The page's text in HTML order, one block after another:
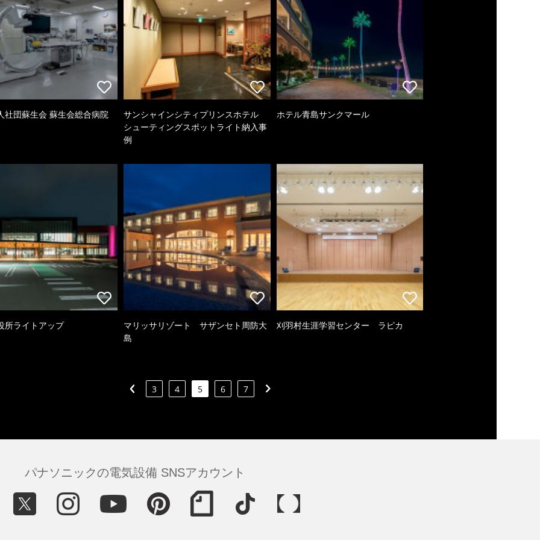
社団蘇生会 蘇生会総合病院
サンシャインシティプリンスホテル
シューティングスポットライト納入事
例
ホテル青島サンクマール
所ライトアップ
マリッサリゾート サザンセト周防大
島
刈羽村生涯学習センター ラピカ
3 4 5 6 7
パナソニックの電気設備 SNSアカウント